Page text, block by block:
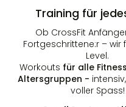
Training für
Ob CrossFit
Fortgeschrittene:r – wir
Level.
Workouts für alle
Altersgruppen -
voller Spass!